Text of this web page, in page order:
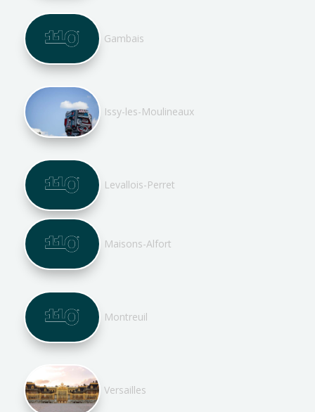
Gambais
Issy-les-Moulineaux
Levallois-Perret
Maisons-Alfort
Montreuil
Versailles